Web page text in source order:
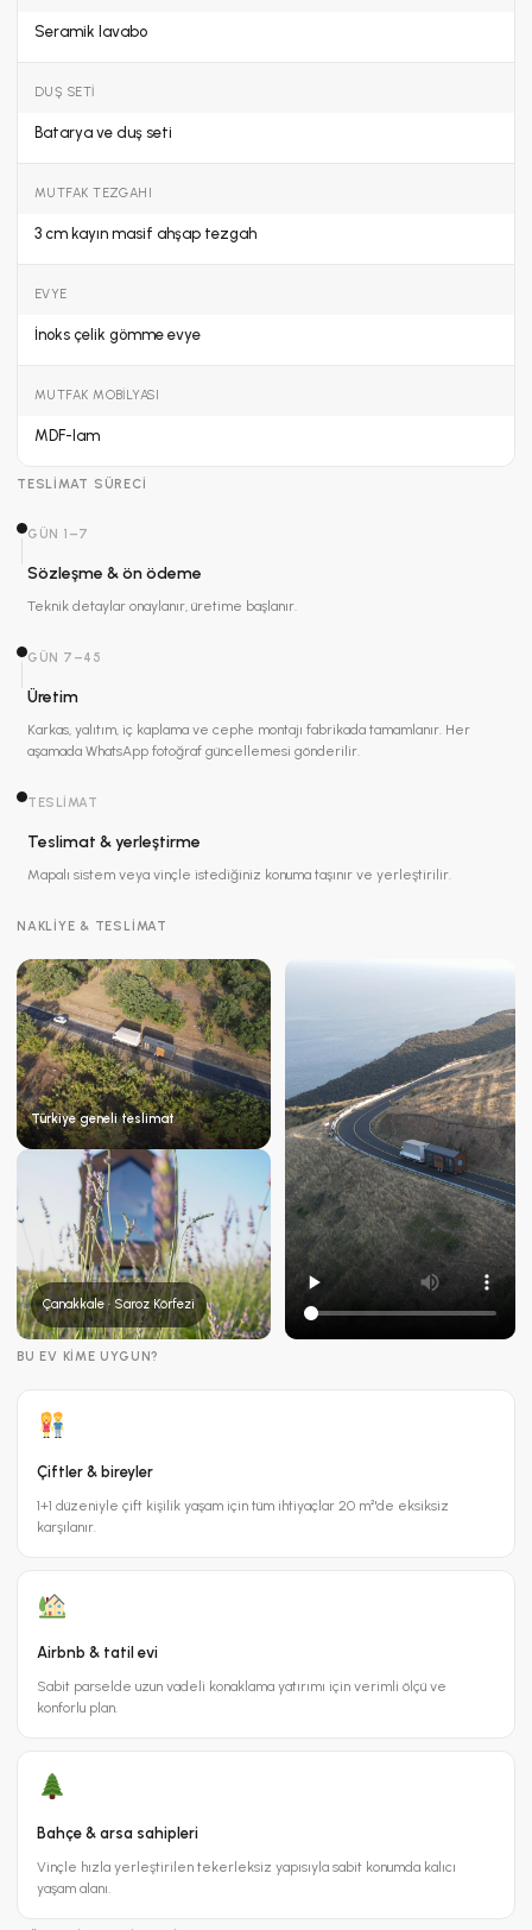
Seramik lavabo
DUŞ SETI
Batarya ve duş seti
MUTFAK TEZGAHI
3 cm kayın masif ahşap tezgah
EVYE
İnoks çelik gömme evye
MUTFAK MOBILYASI
MDF-lam
TESLIMAT SÜRECI
GÜN 1–7
Sözleşme & ön ödeme
Teknik detaylar onaylanır, üretime başlanır.
GÜN 7–45
Üretim
Karkas, yalıtım, iç kaplama ve cephe montajı fabrikada tamamlanır. Her
aşamada WhatsApp fotoğraf güncellemesi gönderilir.
TESLIMAT
Teslimat & yerleştirme
Mapalı sistem veya vinçle istediğiniz konuma taşınır ve yerleştirilir.
NAKLIYE & TESLIMAT
Türkiye geneli teslimat
Çanakkale · Saroz Körfezi
BU EV KIME UYGUN?
Çiftler & bireyler
1+1 düzeniyle çift kişilik yaşam için tüm ihtiyaçlar 20 m²'de eksiksiz
karşılanır.
Airbnb & tatil evi
Sabit parselde uzun vadeli konaklama yatırımı için verimli ölçü ve
konforlu plan.
Bahçe & arsa sahipleri
Vinçle hızla yerleştirilen tekerleksiz yapısıyla sabit konumda kalıcı
yaşam alanı.